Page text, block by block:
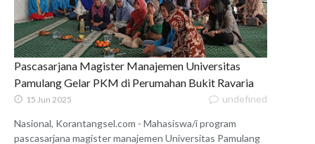
Pascasarjana Magister Manajemen Universitas
Pamulang Gelar PKM di Perumahan Bukit Ravaria
15 Jun 2025 undefined
Nasional, Korantangsel.com - Mahasiswa/i program
pascasarjana magister manajemen Universitas Pamulang